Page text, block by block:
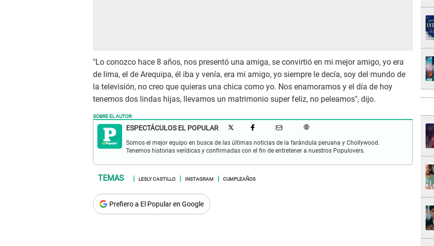
"Lo conozco hace 8 años, nos presentó una amiga, se convirtió en mi mejor amigo, yo era
de lima, el de Arequipa, él iba y venía, era mi amigo, yo siempre le decía, soy del mundo de
la televisión, no creo que quieras una chica como yo. Nos enamoramos y el día de hoy
tenemos dos lindas hijas, llevamos un matrimonio super feliz, no peleamos", dijo.
SOBRE EL AUTOR:
ESPECTÁCULOS EL POPULAR
Somos el mejor equipo en busca de las últimas noticias de la farándula peruana y Chollywood.
Tenemos historias verídicas y confirmadas con el fin de entretener a nuestros Populovers.
LESLY CASTILLO INSTAGRAM CUMPLEAÑOS
Prefiero a El Popular en Google